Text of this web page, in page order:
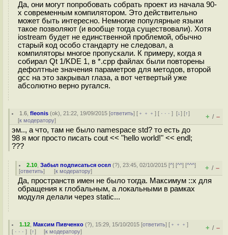
Да, они могут попробовать собрать проект из начала 90-
х современным компилятором. Это действительно
может быть интересно. Немногие популярные языки
такое позволяют (и вообще тогда существовали). Хотя
iostream будет не единственной проблемой, обычно
старый код особо стандарту не следовал, а
компиляторы многое пропускали. К примеру, когда я
собирал Qt 1/KDE 1, в *.cpp файлах были повторены
дефолтные значения параметров для методов, второй
gcc на это закрывал глаза, а вот четвертый уже
абсолютно верно ругался.
1.6 ,fleonis (ok), 21:22, 19/09/2015 [ответить] [ ﹢﹢﹢] [ · · ·][↓] [↑]
[к модератору] + / –
эм.., а что, там не было namespace std? то есть до
98 я мог просто писать cout << "hello world!" << endl;
???
2.10 ,Забыл подписаться осел (?), 23:45, 02/10/2015 [^] [^^] [^^^]
[ответить] [к модератору] + / –
Да, пространств имен не было тогда. Максимум ::x для
обращения к глобальным, а локальными в рамках
модуля делали через static...
1.12 ,Максим Пивченко (?), 15:29, 15/10/2015 [ответить] [ ﹢﹢﹢]
[ · · · ] [↑] [к модератору] + / –